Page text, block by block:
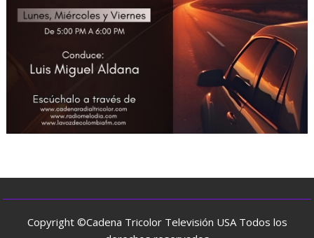
Copyright ©Cadena Tricolor Televisión USA Todos los